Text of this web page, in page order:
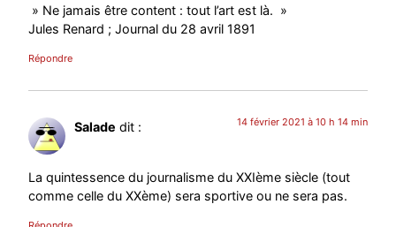
» Ne jamais être content : tout l’art est là. »
Jules Renard ; Journal du 28 avril 1891
Répondre
Salade dit : 14 février 2021 à 10 h 14 min
La quintessence du journalisme du XXIème siècle (tout
comme celle du XXème) sera sportive ou ne sera pas.